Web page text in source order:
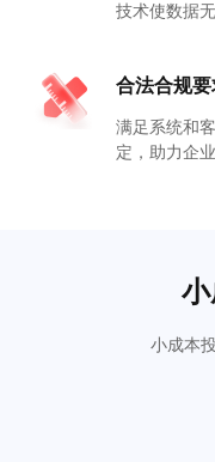
技术使数据
合法合规要
满足系统和
定，助力企
小成本